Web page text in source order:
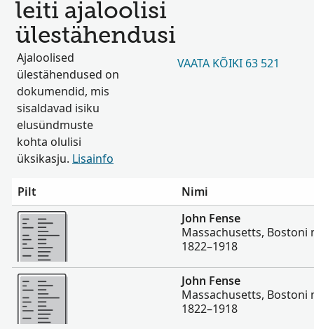
leiti ajaloolisi
ülestähendusi
Ajaloolised
ülestähendused on
dokumendid, mis
sisaldavad isiku
elusündmuste
kohta olulisi
üksikasju. Lisainfo
VAATA KÕIKI 63 521
Pilt
Nimi
Rohkem
John Fense
Massachusetts,
1822–1918
Rohkem
John Fense
Massachusetts,
1822–1918